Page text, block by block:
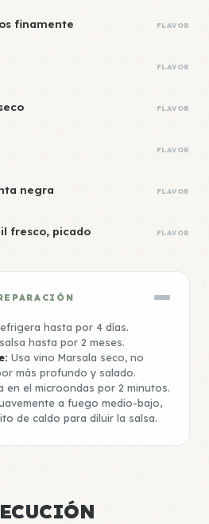
finamente FLAVOR
FLAVOR
FLAVOR
FLAVOR
negra FLAVOR
fresco, picado FLAVOR
hasta por 4 días.
hasta por 2 meses.
Usa vino Marsala seco, no
más profundo y salado.
en el microondas por 2 minutos.
a fuego medio-bajo,
de caldo para diluir la salsa.